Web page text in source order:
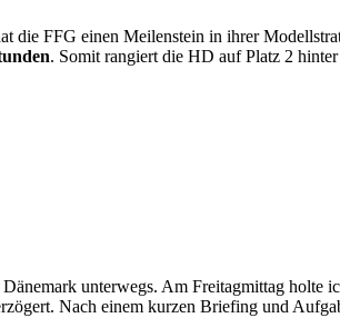
FFG einen Meilenstein in ihrer
. Somit rangiert die HD auf Platz 2
unterwegs. Am Freitagmittag
Nach einem kurzen Briefing und